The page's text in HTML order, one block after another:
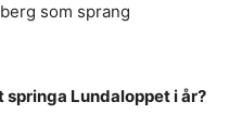
som sprang
Lundaloppet i år?